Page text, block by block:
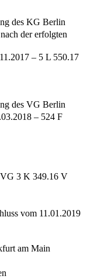
des KG Berlin
der erfolgten
– 5 L 550.17
des VG Berlin
– 524 F
3 K 349.16 V
vom 11.01.2019
am Main